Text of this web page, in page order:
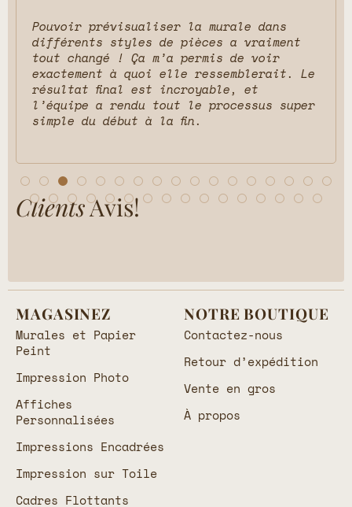
Pouvoir prévisualiser la murale dans
différents styles de pièces a vraiment
tout changé ! Ça m’a permis de voir
exactement à quoi elle ressemblerait. Le
résultat final est incroyable, et
l’équipe a rendu tout le processus super
simple du début à la fin.
ClientsAvis!
MAGASINEZ
Murales et Papier
Peint
Impression Photo
Affiches
Personnalisées
Impressions Encadrées
Impression sur Toile
Cadres Flottants
NOTRE BOUTIQUE
Contactez-nous
Retour d’expédition
Vente en gros
À propos